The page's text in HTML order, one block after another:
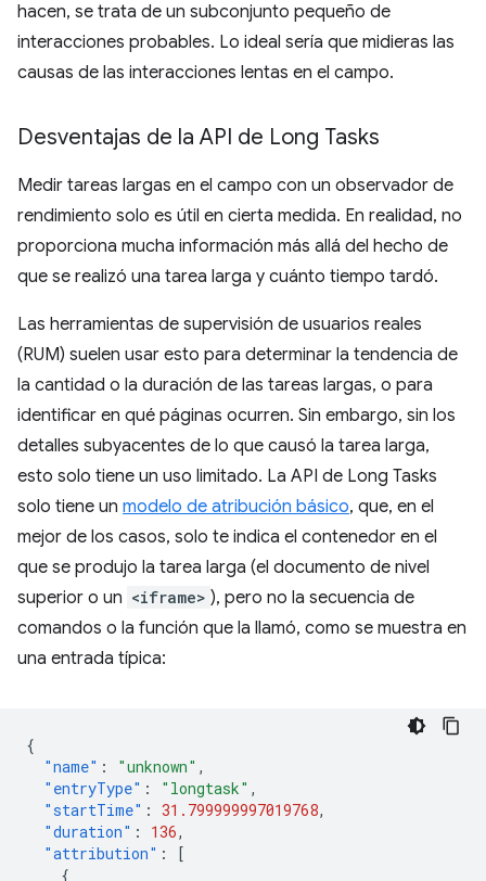
hacen, se trata de un subconjunto pequeño de
interacciones probables. Lo ideal sería que midieras las
causas de las interacciones lentas en el campo.
Desventajas de la API de Long Tasks
Medir tareas largas en el campo con un observador de
rendimiento solo es útil en cierta medida. En realidad, no
proporciona mucha información más allá del hecho de
que se realizó una tarea larga y cuánto tiempo tardó.
Las herramientas de supervisión de usuarios reales
(RUM) suelen usar esto para determinar la tendencia de
la cantidad o la duración de las tareas largas, o para
identificar en qué páginas ocurren. Sin embargo, sin los
detalles subyacentes de lo que causó la tarea larga,
esto solo tiene un uso limitado. La API de Long Tasks
solo tiene un modelo de atribución básico, que, en el
mejor de los casos, solo te indica el contenedor en el
que se produjo la tarea larga (el documento de nivel
superior o un <iframe> ), pero no la secuencia de
comandos o la función que la llamó, como se muestra en
una entrada típica:
{
"name" : "unknown" ,
"entryType" : "longtask" ,
"startTime" : 31.799999997019768,
"duration" : 136,
"attribution" :
[
{